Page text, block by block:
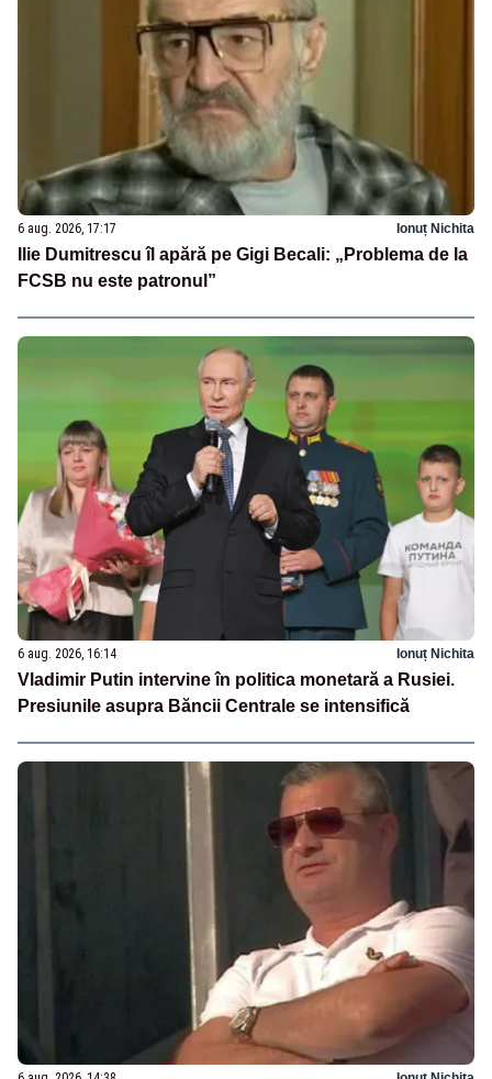
6 aug. 2026, 17:17 Ionuț Nichita
Ilie Dumitrescu îl apără pe Gigi Becali: „Problema de la
FCSB nu este patronul”
6 aug. 2026, 16:14 Ionuț Nichita
Vladimir Putin intervine în politica monetară a Rusiei.
Presiunile asupra Băncii Centrale se intensifică